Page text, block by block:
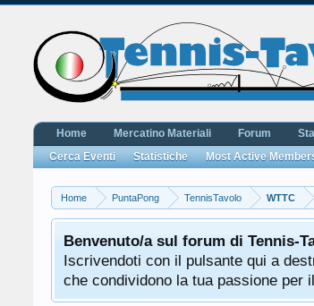
Home PuntaPong TennisTavolo WTTC
Benvenuto/a sul forum di Tennis-
Iscrivendoti con il pulsante qui a
che condividono la tua passione per
Home Mercatino Materiali Forum
Cerca Eventi
Statistiche Most Active